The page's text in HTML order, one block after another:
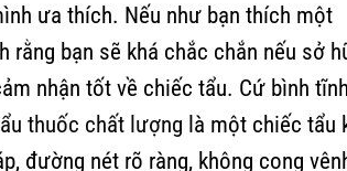
ưa thích. Nếu như bạn thích một
bạn sẽ khá chắc chắn nếu sở
nhận tốt về chiếc tẩu. Cứ bình
thuốc chất lượng là một chiếc tẩu
đường nét rõ ràng, không cong